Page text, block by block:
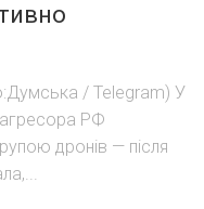
/ Telegram) У
агресора РФ
дронів — після